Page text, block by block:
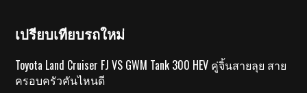
เปรียบเทียบรถใหม่
Toyota Land Cruiser FJ VS GWM Tank 300 HEV คู่จิ้นสายลุย สาย
ครอบครัวคันไหนดี